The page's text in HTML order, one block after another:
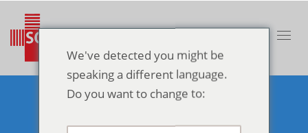
We've detected you might be
speaking a different language.
Do you want to change to: